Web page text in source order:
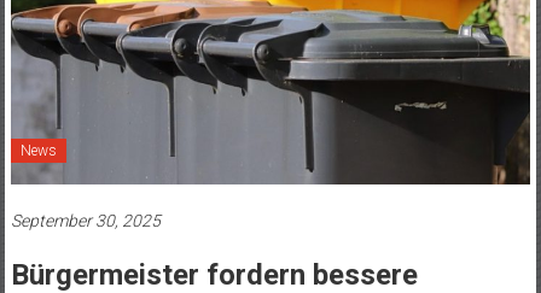
News
September 30, 2025
Bürgermeister fordern bessere